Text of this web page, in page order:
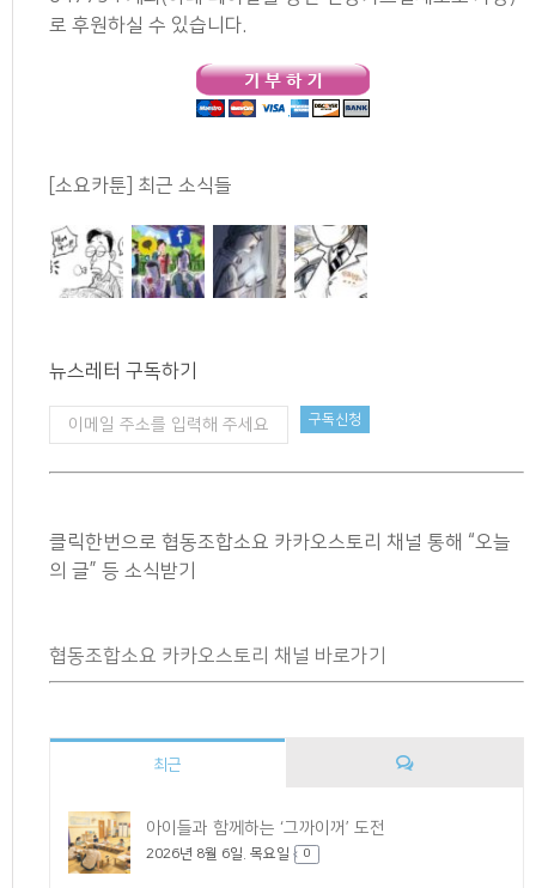
로 후원하실 수 있습니다.
[소요카툰] 최근 소식들
뉴스레터 구독하기
클릭한번으로 협동조합소요 카카오스토리 채널 통해 “오늘
의 글” 등 소식받기
협동조합소요 카카오스토리 채널 바로가기
최근
아이들과 함께하는 ‘그까이꺼’ 도전
2026년 8월 6일. 목요일 0